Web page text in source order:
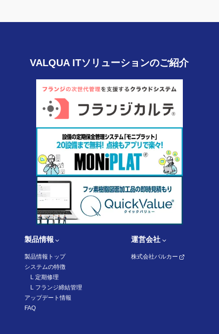
VALQUA ITソリューションのご紹介
製品情報
製品情報トップ
システムの特徴
L 定期修理
L フランジ締結管理
アップデート情報
FAQ
運営会社
株式会社バルカー